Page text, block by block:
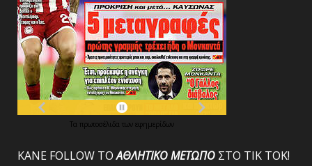
Τα πρωτοσέλιδα των εφημερίδων
ΚΑΝΕ FOLLOW ΤΟΑΘΛΗΤΙΚΟΜΕΤΩΠΟ ΣΤΟ ΤΙΚ ΤΟΚ!